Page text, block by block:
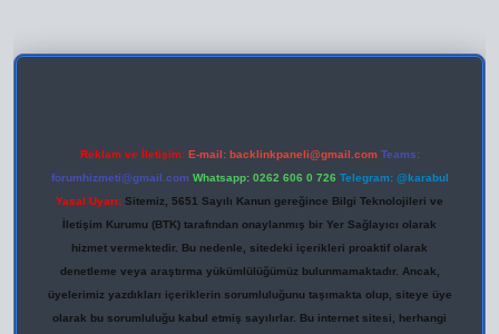
Reklam ve İletişim: E-mail: backlinkpaneli@gmail.com Teams:
forumhizmeti@gmail.com Whatsapp: 0262 606 0 726 Telegram: @karabul
Yasal Uyarı: Sitemiz, 5651 Sayılı Kanun gereğince Bilgi Teknolojileri ve
İletişim Kurumu (BTK) tarafından onaylanmış bir Yer Sağlayıcı olarak
hizmet vermektedir. Bu nedenle, sitedeki içerikleri proaktif olarak
denetleme veya araştırma yükümlülüğümüz bulunmamaktadır. Ancak,
üyelerimiz yazdıkları içeriklerin sorumluluğunu taşımakta olup, siteye üye
olarak bu sorumluluğu kabul etmiş sayılırlar. Bu internet sitesi, herhangi